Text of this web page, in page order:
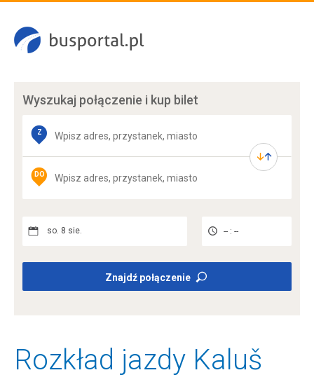
Wyszukaj połączenie i kup bilet
Z
DO
so. 8 sie. -- : --
Znajdź połączenie
Rozkład jazdy Kaluš